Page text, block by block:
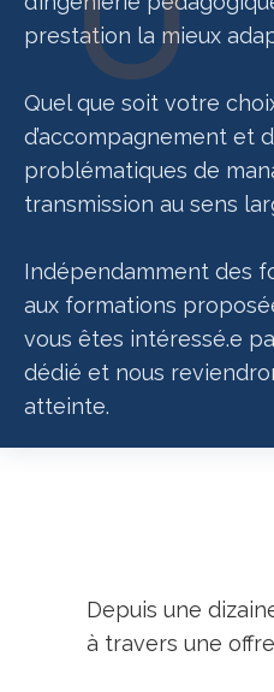
prestation la mieux
Quel que soit votre
d’accompagnement et
problématiques de
transmission au sens
Indépendamment des
aux formations
vous êtes intéressé.e
dédié et nous
atteinte.
Depuis une
à travers une